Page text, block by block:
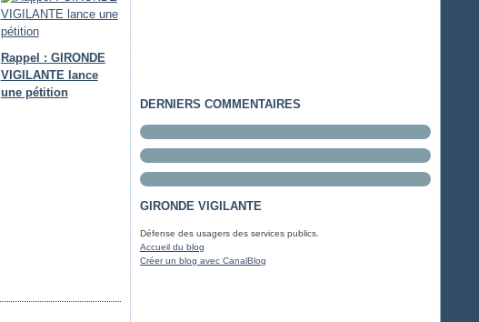
Rappel : GIRONDE
VIGILANTE lance
une pétition
DERNIERS COMMENTAIRES
GIRONDE VIGILANTE
Défense des usagers des services publics.
Accueil du blog
Créer un blog avec CanalBlog